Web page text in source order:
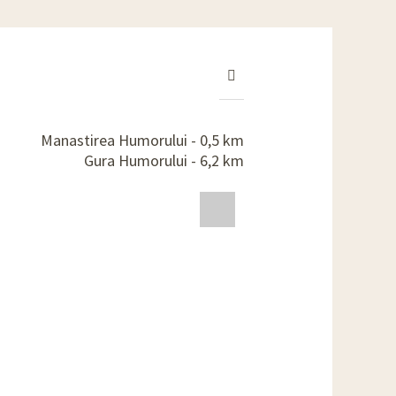
Manastirea Humorului - 0,5 km
Gura Humorului - 6,2 km